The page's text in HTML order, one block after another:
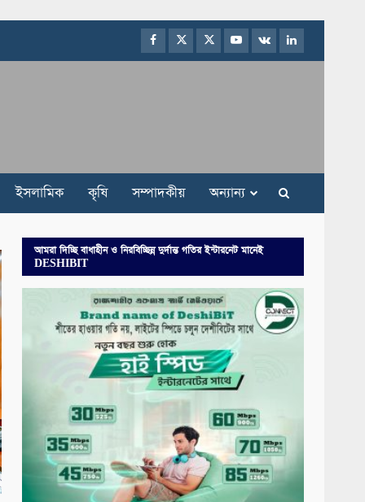
Facebook
TwitterInstagram
Youtube
VK LinkedIn
ইসলামিক কৃষি সম্পাদকীয় অন্যান্য
আমরা দিচ্ছি বাধাহীন ও নিরবিচ্ছিন্ন দুর্দান্ত গতির ইন্টারনেট মানেই
DESHIBIT